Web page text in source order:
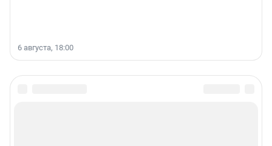
6 августа, 18:00